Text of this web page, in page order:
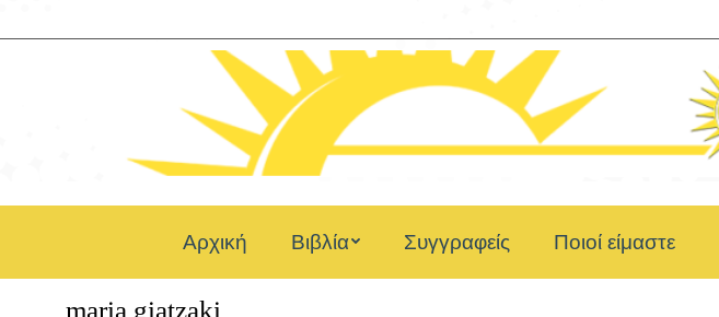
Αρχική Βιβλία Συγγραφείς Ποιοί είμαστε
maria giatzaki